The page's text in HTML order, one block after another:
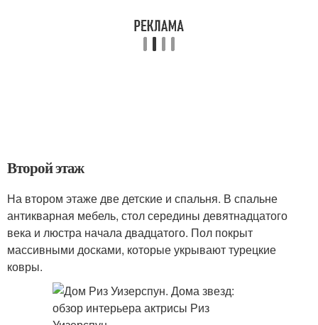
Второй этаж
На втором этаже две детские и спальня. В спальне
антикварная мебель, стол середины девятнадцатого
века и люстра начала двадцатого. Пол покрыт
массивными досками, которые укрывают турецкие
ковры.